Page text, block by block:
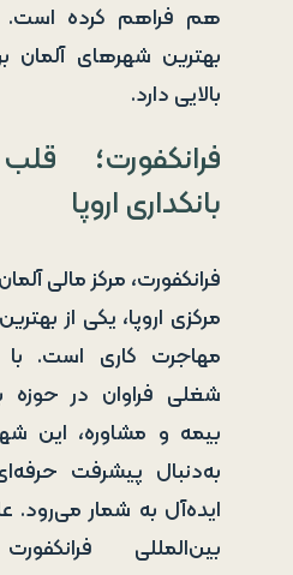
هم فراهم کرده است.
بهترین شهرهای آلمان
بالایی دارد.
فرانکفورت؛
بانکداری اروپا
فرانکفورت، مرکز مالی
مرکزی اروپا، یکی از
مهاجرت کاری است.
شغلی فراوان در حوزه
بیمه و مشاوره، این
به‌دنبال پیشرفت
ایده‌آل به شمار می‌رود.
بین‌المللی